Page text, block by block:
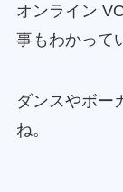
オンライン
事もわかって
ダンスやボー
ね。